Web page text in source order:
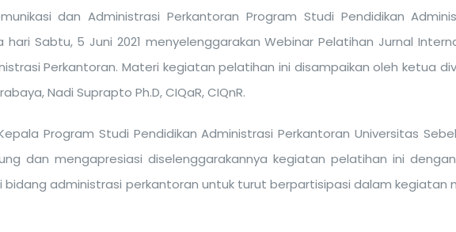
dan Administrasi Perkantoran Program Studi Pendidikan
Sabtu, 5 Juni 2021 menyelenggarakan Webinar Pelatihan Jurnal
Perkantoran. Materi kegiatan pelatihan ini disampaikan oleh ketua
Nadi Suprapto Ph.D, CIQaR, CIQnR.
Program Studi Pendidikan Administrasi Perkantoran Universitas
dan mengapresiasi diselenggarakannya kegiatan pelatihan ini
bidang administrasi perkantoran untuk turut berpartisipasi dalam kegiatan